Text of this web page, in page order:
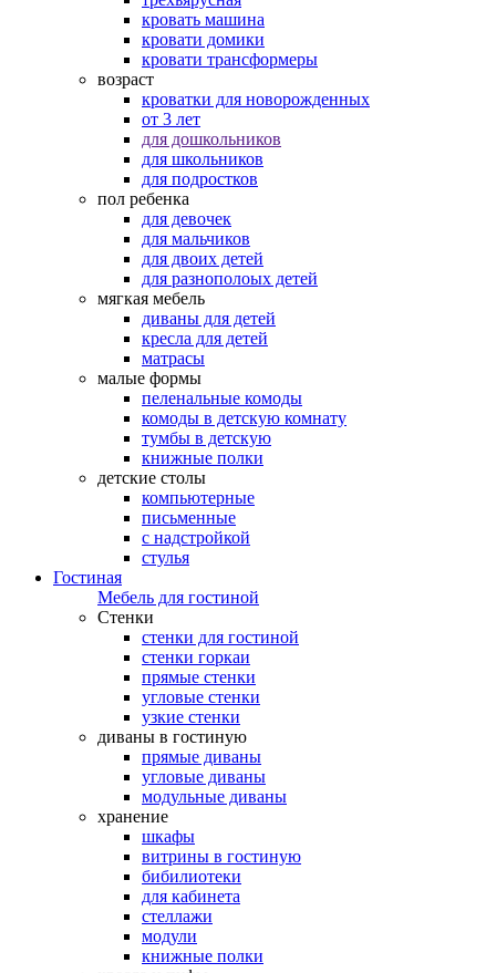
кровать машина
кровати домики
кровати трансформеры
возраст
кроватки для новорожденных
от 3 лет
для дошкольников
для школьников
для подростков
пол ребенка
для девочек
для мальчиков
для двоих детей
для разнополоых детей
мягкая мебель
диваны для детей
кресла для детей
матрасы
малые формы
пеленальные комоды
комоды в детскую комнату
тумбы в детскую
книжные полки
детские столы
компьютерные
письменные
с надстройкой
стулья
Гостиная
Мебель для гостиной
Стенки
стенки для гостиной
стенки горкаи
прямые стенки
угловые стенки
узкие стенки
диваны в гостиную
прямые диваны
угловые диваны
модульные диваны
хранение
шкафы
витрины в гостиную
бибилиотеки
для кабинета
стеллажи
модули
книжные полки